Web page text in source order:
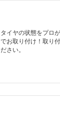
タイヤの状態をプロ
でお取り付け！取り
ださい。